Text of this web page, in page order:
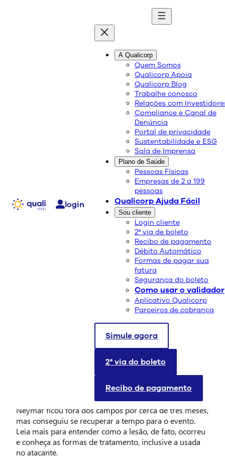
login
A Qualicorp
Quem Somos
Qualicorp Apoia
Qualicorp Blog
Trabalhe conosco
Relações com
Compliance e Canal de
Denúncia
Portal de privacidade
Sustentabilidade e ESG
Sala de Imprensa
Plano de Saúde
Pessoas Físicas
Empresas de 2 a 199
pessoas
Qualicorp Ajuda Fácil
Sou cliente
Login cliente
2ª via de boleto
Recibo de pagamento
Débito Automático
Formas de pagar sua
fatura
Segurança do boleto
Como usar o validador
Aplicativo Qualicorp
Parceiros de cobrança
Simule agora
2ª via do boleto
Recibo de pagamento
blog
Conteúdo de qualidade e as melhores soluções
Entenda a lesão do quinto
metatarso de Neymar
A participação de um dos maiores craques do Brasil no
maior evento de futebol do mundo ficou ameaçada
quando faltava pouco menos de quatro meses para o
do quinto metatarso, osso do pé que é
ligado ao dedo mínimo,
ocorreu durante o jogo
entre Paris Saint-Germain e Olympique de
Marselha, no fim de fevereiro. Por causa disso,
Neymar ficou fora dos campos por cerca de três meses,
mas conseguiu se recuperar a tempo para o evento.
Leia mais para entender como a lesão, de fato, ocorreu
e conheça as formas de tratamento, inclusive a usada
no atacante.